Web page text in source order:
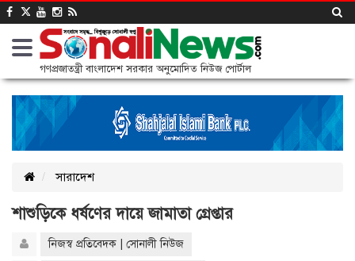
গণপ্রজাতন্ত্রী বাংলাদেশ সরকার অনুমোদিত নিউজ পোর্টাল
সারাদেশ
শাশুড়িকে ধর্ষণের দায়ে জামাতা গ্রেপ্তার
নিজস্ব প্রতিবেদক | সোনালী নিউজ